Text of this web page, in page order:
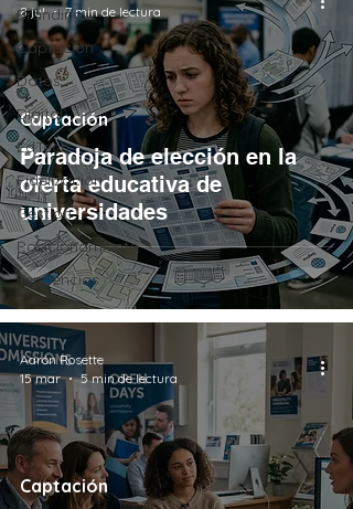
Branding
Captación
Datos
Digital
EdTech
Fidelización
Gestión
Posicionamiento
Tendencias
Paradoja de elección en la
oferta educativa de
universidades
Captación
8 jul
7 min de lectura
Captación
Aarón Rosette
15 mar
5 min de lectura